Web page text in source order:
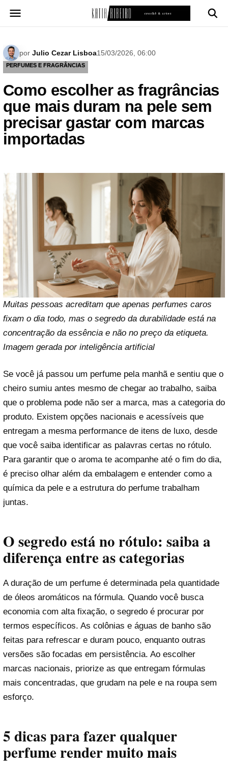
para
por Julio Cezar Lisboa15/03/2026, 06:00
PERFUMES E FRAGRÂNCIAS
Como escolher as fragrâncias
que mais duram na pele sem
precisar gastar com marcas
importadas
Muitas pessoas acreditam que apenas perfumes caros
fixam o dia todo, mas o segredo da durabilidade está na
concentração da essência e não no preço da etiqueta.
Imagem gerada por inteligência artificial
Se você já passou um perfume pela manhã e sentiu que o
cheiro sumiu antes mesmo de chegar ao trabalho, saiba
que o problema pode não ser a marca, mas a categoria do
produto. Existem opções nacionais e acessíveis que
entregam a mesma performance de itens de luxo, desde
que você saiba identificar as palavras certas no rótulo.
Para garantir que o aroma te acompanhe até o fim do dia,
é preciso olhar além da embalagem e entender como a
química da pele e a estrutura do perfume trabalham
juntas.
O segredo está no rótulo: saiba a
diferença entre as categorias
A duração de um perfume é determinada pela quantidade
de óleos aromáticos na fórmula. Quando você busca
economia com alta fixação, o segredo é procurar por
termos específicos. As colônias e águas de banho são
feitas para refrescar e duram pouco, enquanto outras
versões são focadas em persistência. Ao escolher
marcas nacionais, priorize as que entregam fórmulas
mais concentradas, que grudam na pele e na roupa sem
esforço.
5 dicas para fazer qualquer
perfume render muito mais